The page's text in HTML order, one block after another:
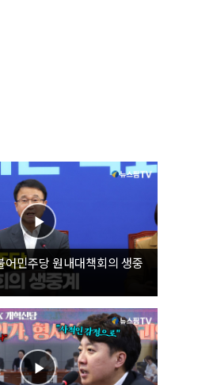
민주당 원내대책회의 생중